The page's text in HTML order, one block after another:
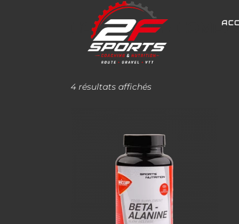
CATÉGORIE :
4 résultats affichés